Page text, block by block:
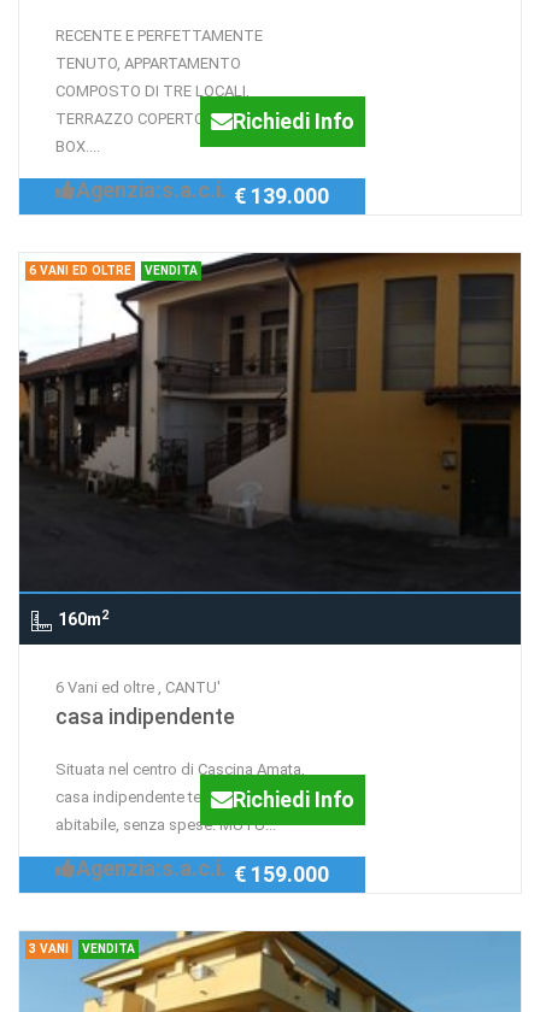
RECENTE E PERFETTAMENTE
TENUTO, APPARTAMENTO
COMPOSTO DI TRE LOCALI,
TERRAZZO COPERTO, BALCONE,
BOX....
Richiedi Info
Agenzia:s.a.c.i. € 139.000
6 VANI ED OLTRE VENDITA
160m2
6 Vani ed oltre , CANTU'
casa indipendente
Situata nel centro di Cascina Amata,
casa indipendente terra cielo. Già
abitabile, senza spese. MUTU...
Richiedi Info
Agenzia:s.a.c.i. € 159.000
3 VANI VENDITA